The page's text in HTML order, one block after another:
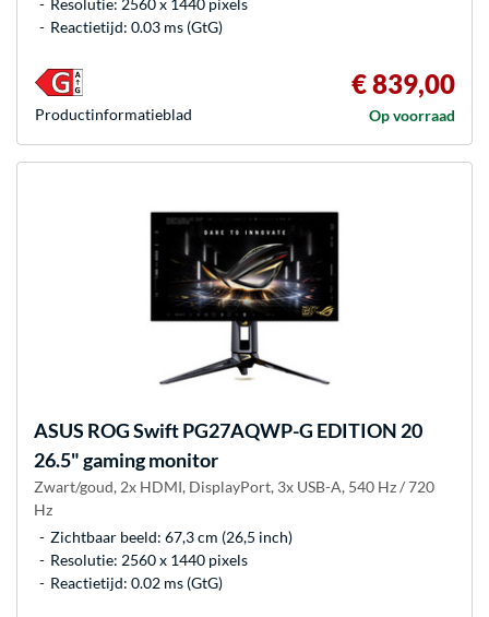
Resolutie: 2560 x 1440 pixels
Reactietijd: 0.03 ms (GtG)
€ 839,00
Op voorraad
Product­informatieblad
ASUS ROG Swift PG27AQWP-G EDITION 20
26.5" gaming monitor
Zwart/goud, 2x HDMI, DisplayPort, 3x USB-A, 540 Hz / 720
Hz
Zichtbaar beeld: 67,3 cm (26,5 inch)
Resolutie: 2560 x 1440 pixels
Reactietijd: 0.02 ms (GtG)